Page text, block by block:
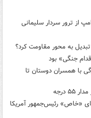
از ترور سردار سلیمانی
به محور مقاومت کرد؟
جنگی» بود
با همسران دوستان تا
درجه
«خاص» رئیس‌جمهور آمریکا